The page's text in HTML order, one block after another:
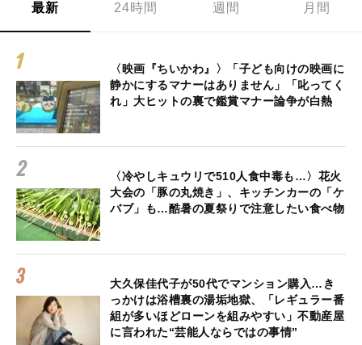
最新 24時間 週間 月間
〈映画『ちいかわ』〉「子ども向けの映画に
静かにするマナーはありません」「叱ってく
れ」大ヒットの裏で鑑賞マナー論争が白熱
〈冷やしキュウリで510人食中毒も…〉花火
大会の「豚の丸焼き」、キッチンカーの「ケ
バブ」も…酷暑の夏祭りで注意したい食べ物
大久保佳代子が50代でマンション購入…き
っかけは浴槽裏の湯垢地獄、「レギュラー番
組が多いほどローンを組みやすい」不動産屋
に言われた“芸能人ならではの事情”